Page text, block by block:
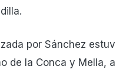
por Sánchez
de la Conca y Mella,